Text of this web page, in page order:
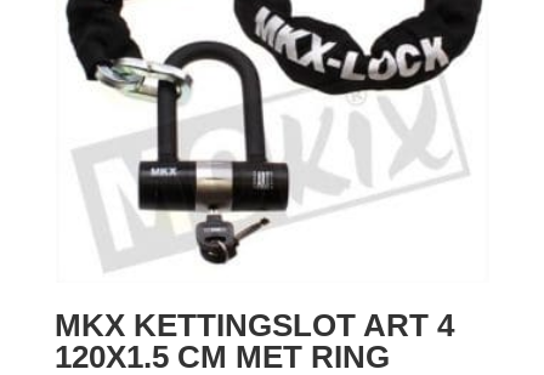
MKX KETTINGSLOT ART 4
120X1.5 CM MET RING